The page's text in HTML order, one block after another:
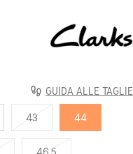
GUIDA ALLE TAGLIE
43 44
46.5